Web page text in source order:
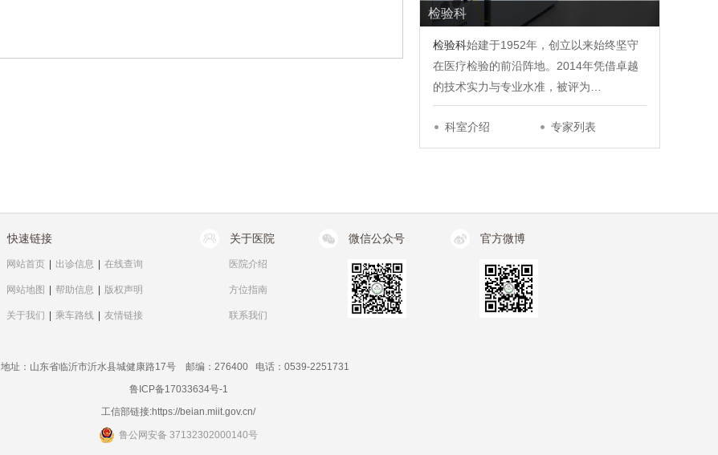
检验科
检验科始建于1952年，创立以来始终坚守
在医疗检验的前沿阵地。2014年凭借卓越
的技术实力与专业水准，被评为…
科室介绍 专家列表
快速链接
网站首页 出诊信息 在线查询
网站地图 帮助信息 版权声明
关于我们 乘车路线 友情链接
关于医院
医院介绍
方位指南
联系我们
微信公众号 官方微博
地址：山东省临沂市沂水县城健康路17号 邮编：276400 电话：0539-2251731
鲁ICP备17033634号-1
工信部链接:https://beian.miit.gov.cn/
鲁公网安备 37132302000140号